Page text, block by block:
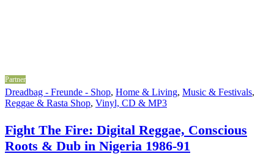
Partner
Dreadbag - Freunde - Shop, Home & Living, Music & Festivals,
Reggae & Rasta Shop, Vinyl, CD & MP3
Fight The Fire: Digital Reggae, Conscious
Roots & Dub in Nigeria 1986-91